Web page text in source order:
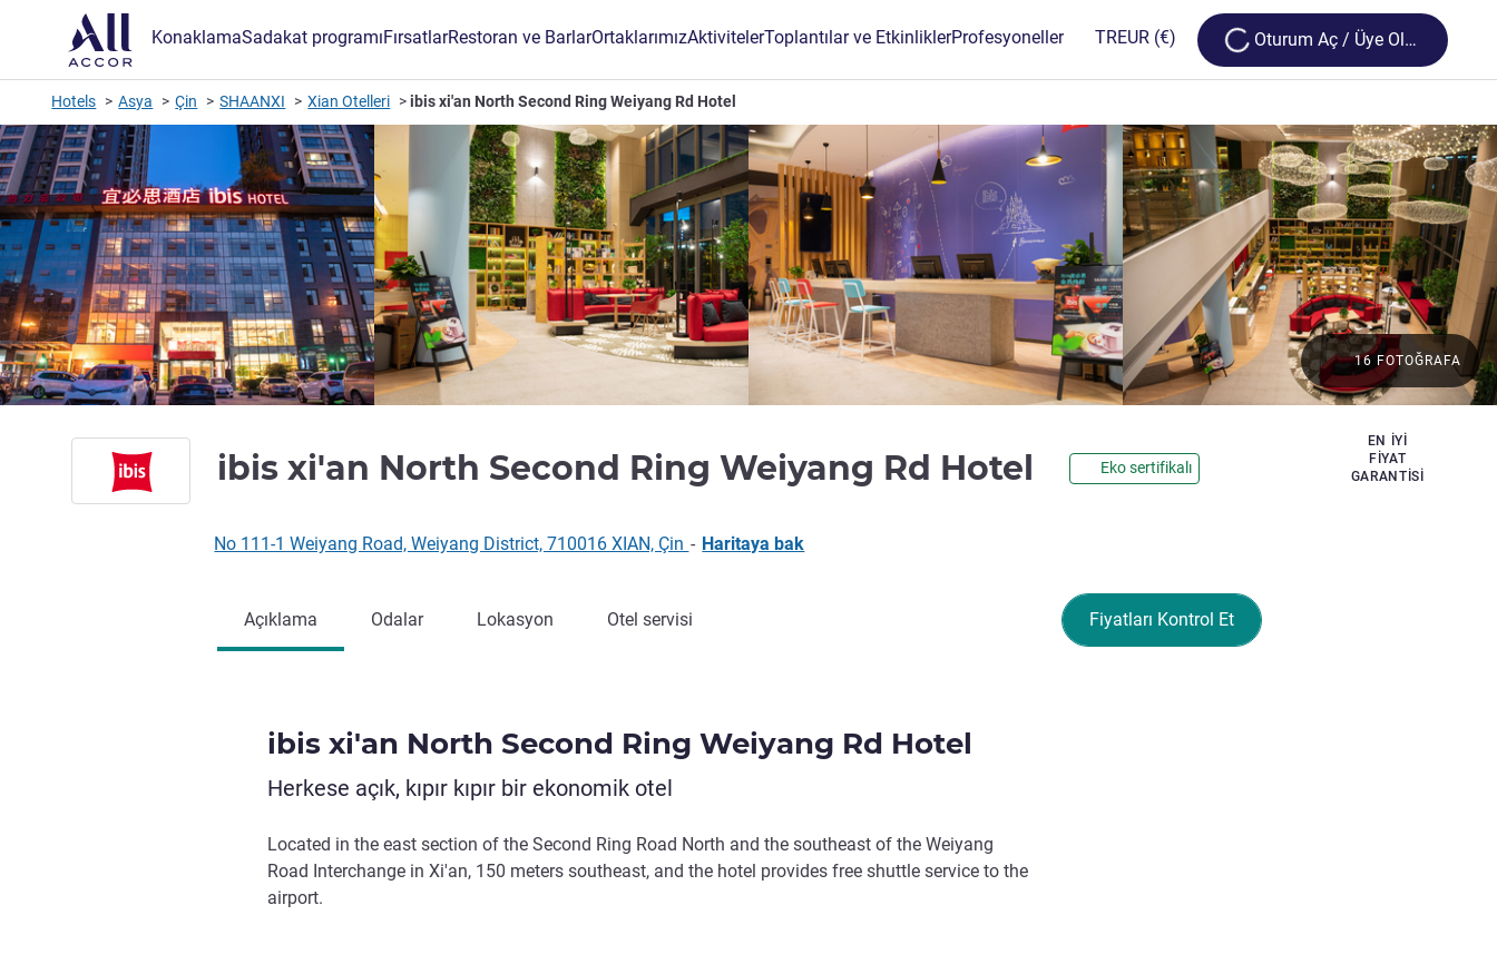
KonaklamaSadakat programıFırsatlarRestoran ve BarlarOrtaklarımızAktivitelerToplantılar ve EtkinliklerProfesyoneller TREUR (€) Loading...
Oturum Aç / Üye Olun
Hotels Asya Çin SHAANXI Xian Otelleri ibis xi'an North Second Ring Weiyang Rd Hotel
ibis xi'an North Second Ring Weiyang Rd Hotel 1 yıldız
Eko sertifikalı
EN IYI
FIYAT
GARANTISI
16 FOTOĞRAFA
No 111-1 Weiyang Road, Weiyang District, 710016 XIAN, Çin - Haritaya bak
Fiyatları Kontrol Et
Açıklama Odalar Lokasyon Otel servisi
ibis xi'an North Second Ring Weiyang Rd Hotel
Herkese açık, kıpır kıpır bir ekonomik otel
Located in the east section of the Second Ring Road North and the southeast of the Weiyang
Road Interchange in Xi'an, 150 meters southeast, and the hotel provides free shuttle service to the
airport.